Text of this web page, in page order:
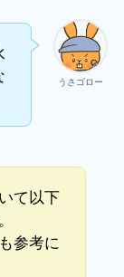
うさゴロー
て以下
参考に